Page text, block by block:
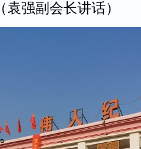
（袁强副会长讲话）